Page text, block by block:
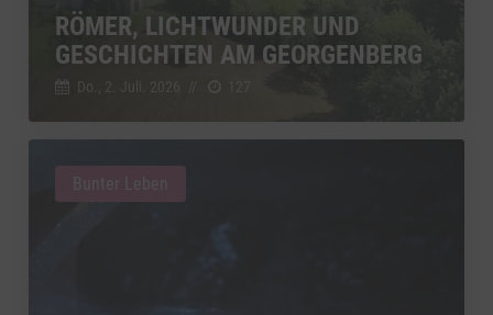
RÖMER, LICHTWUNDER UND
GESCHICHTEN AM GEORGENBERG
Do., 2. Juli. 2026